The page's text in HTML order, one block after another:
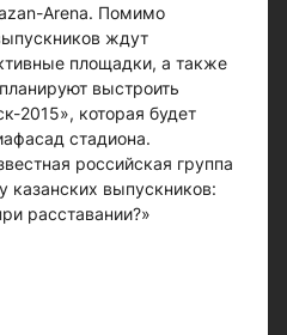
Arena. Помимо
ждут
площадки, а также
выстроить
2015», которая будет
стадиона.
российская группа
казанских выпускников:
расставании?»